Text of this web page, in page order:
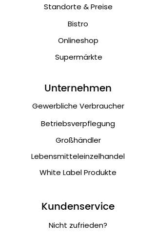
Standorte & Preise
Bistro
Onlineshop
Supermärkte
Unternehmen
Gewerbliche Verbraucher
Betriebsverpflegung
Großhändler
Lebensmitteleinzelhandel
White Label Produkte
Kundenservice
Nicht zufrieden?